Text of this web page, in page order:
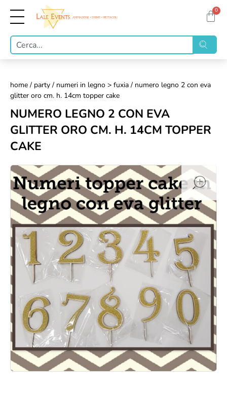
0
home / party / numeri in legno > fuxia / numero legno 2 con eva
glitter oro cm. h. 14cm topper cake
NUMERO LEGNO 2 CON EVA
GLITTER ORO CM. H. 14CM TOPPER
CAKE